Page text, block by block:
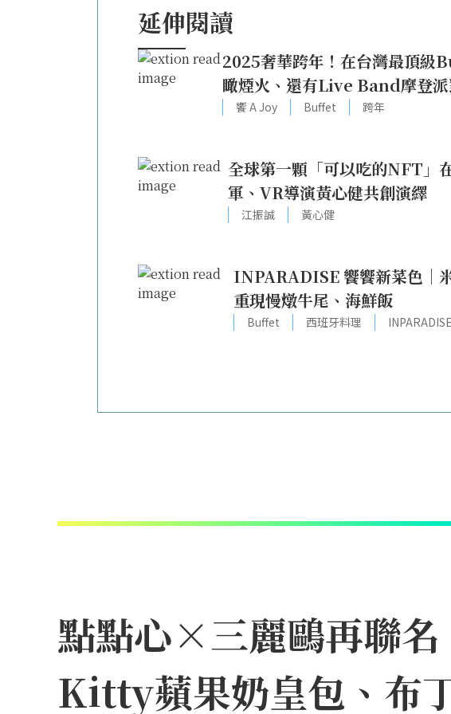
延伸閱讀
2025奢華跨年！在台灣最頂級
瞰煙火、還有Live Band摩登
饗 A Joy Buffet 跨年
全球第一顆「可以吃的NFT」
軍、VR導演黃心健共創演繹
江振誠 黃心健
INPARADISE 饗饗新菜色｜
重現慢燉牛尾、海鮮飯
Buffet 西班牙料理
點點心×三麗鷗再聯
Kitty蘋果奶皇包、布